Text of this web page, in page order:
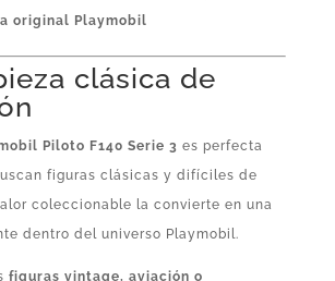
original Playmobil
clásica de
Piloto F140 Serie 3 es perfecta
figuras clásicas y difíciles de
coleccionable la convierte en una
dentro del universo Playmobil.
figuras vintage, aviación o